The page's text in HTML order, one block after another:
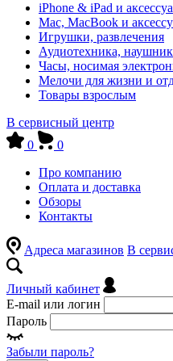
iPhone & iPad и
Mac, MacBook и
Игрушки, развлечения
Аудиотехника,
Часы, носимая
Мелочи для жизни и
Товары взрослым
В сервисный центр
0
0
Про компанию
Оплата и доставка
Обзоры
Контакты
Адреса магазинов В
Личный кабинет
E-mail или логин
Пароль
Забыли пароль?